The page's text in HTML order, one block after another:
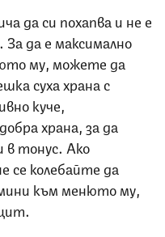
да си похапва и не е
да е максимално
му, можете да
суха храна с
куче,
храна, за да
в тонус. Ако
се колебайте да
към менюто му,